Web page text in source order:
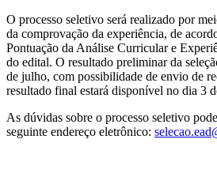
O processo seletivo será realizado por
da comprovação da experiência, de
Pontuação da Análise Curricular e
do edital. O resultado preliminar da
de julho, com possibilidade de envio de
resultado final estará disponível no dia 3
As dúvidas sobre o processo seletivo
seguinte endereço eletrônico: